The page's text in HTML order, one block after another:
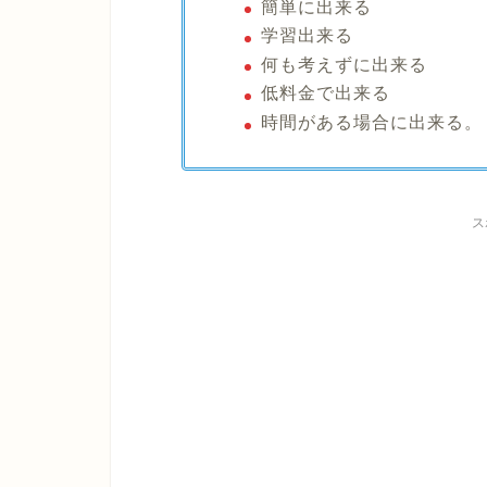
簡単に出来る
学習出来る
何も考えずに出来る
低料金で出来る
時間がある場合に出来る。